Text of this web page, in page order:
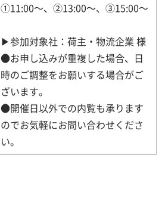
①11:00～、②13:00～、③15:00～
▶参加対象社：荷主・物流企業 様
●お申し込みが重複した場合、日
時のご調整をお願いする場合がご
ざいます。
●開催日以外での内覧も承ります
のでお気軽にお問い合わせくださ
い。